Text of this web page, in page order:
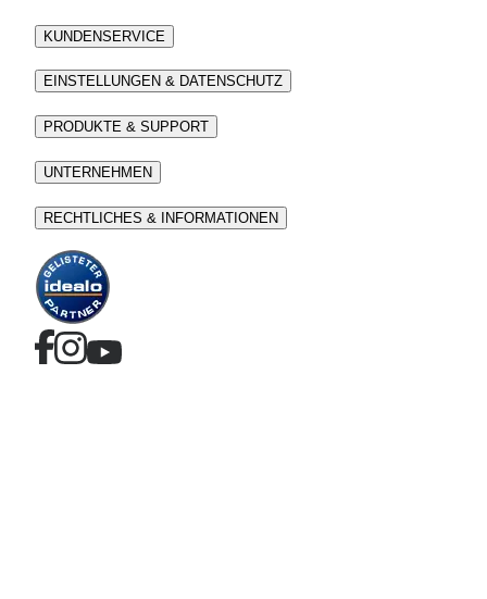
KUNDENSERVICE
EINSTELLUNGEN & DATENSCHUTZ
PRODUKTE & SUPPORT
UNTERNEHMEN
RECHTLICHES & INFORMATIONEN